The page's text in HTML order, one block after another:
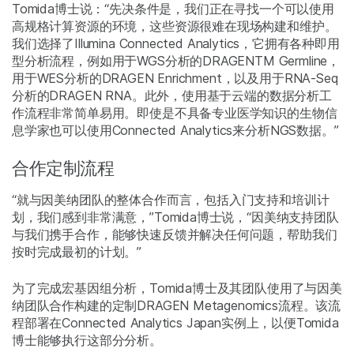
Tomida博士说：“先决条件是，我们正在寻找一个可以使用
高规格计算资源的环境，这些资源很难在现场构建和维护。
我们选择了Illumina Connected Analytics，它拥有各种即用
型分析流程，例如用于WGS分析的DRAGENTM Germline，
用于WES分析的DRAGEN Enrichment，以及用于RNA-Seq
分析的DRAGEN RNA。此外，使用基于云端的数据分析工
作流程非常简单易用。即使是不具备专业医学知识的生物信
息学家也可以使用Connected Analytics来分析NGS数据。”
合作定制流程
“就与因美纳团队的整体合作而言，包括入门支持和培训计
划，我们感到非常满意，”Tomida博士说，“因美纳支持团队
与我们携手合作，能够快速反馈并解决任何问题，帮助我们
按时完成最初的计划。”
为了完成宏基因组分析，Tomida博士及其团队使用了与因美
纳团队合作构建的定制DRAGEN Metagenomics流程。该流
程部署在Connected Analytics Japan实例上，以便Tomida
博士能够执行这部分分析。